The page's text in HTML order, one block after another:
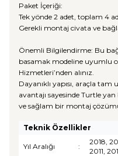
Paket İçeriği:
Tek yönde 2 adet, toplam 4
Gerekli montaj civata ve
Önemli Bilgilendirme: Bu
basamak modeline uyumlu
Hizmetleri’nden alınız.
Dayanıklı yapısı, araçla
avantajı sayesinde Turtle
ve sağlam bir montaj
Teknik Özellikler
Yıl Aralığı :
2018,
2011,